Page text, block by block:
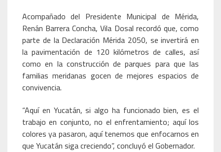
Acompañado del Presidente Municipal de Mérida,
Renán Barrera Concha, Vila Dosal recordó que, como
parte de la Declaración Mérida 2050, se invertirá en
la pavimentación de 120 kilómetros de calles, así
como en la construcción de parques para que las
familias meridanas gocen de mejores espacios de
convivencia.
“Aquí en Yucatán, si algo ha funcionado bien, es el
trabajo en conjunto, no el enfrentamiento; aquí los
colores ya pasaron, aquí tenemos que enfocarnos en
que Yucatán siga creciendo”, concluyó el Gobernador.